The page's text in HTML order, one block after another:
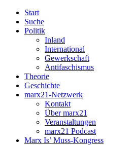
Start
Suche
Politik
Inland
International
Gewerkschaft
Antifaschismus
Theorie
Geschichte
marx21-Netzwerk
Kontakt
Über marx21
Veranstaltungen
marx21 Podcast
Marx Is’ Muss-Kongress